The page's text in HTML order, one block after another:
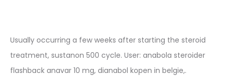
Usually occurring a few weeks after starting the steroid
treatment, sustanon 500 cycle. User: anabola steroider
flashback anavar 10 mg, dianabol kopen in belgie,.